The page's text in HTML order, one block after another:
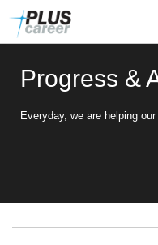
Progress &
Everyday, we are helping